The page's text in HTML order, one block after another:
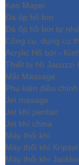
Keo Mapei
Đá ốp hồ bơi
Đá ốp hồ bơi tự
Công cụ, dụng cụ
Acrylic Hồ bơi -
Thiết bị hồ Jacuzzi
Mắt Massage
Phụ kiện điều
Jet masage
Jet khí pentair
Jet khí china
Máy thổi khí
Máy thổi khí Kripsol
Máy thổi khí Jackbo